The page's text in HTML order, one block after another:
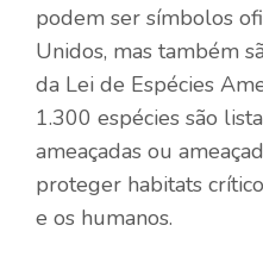
podem ser símbolos
Unidos, mas também
da Lei de Espécies
1.300 espécies são
ameaçadas ou
proteger habitats
e os humanos.